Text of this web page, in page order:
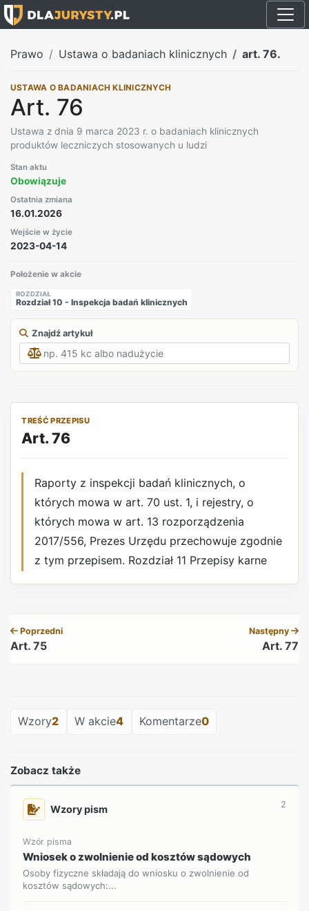
Prawo Ustawa o badaniach klinicznych art. 76.
USTAWA O BADANIACH KLINICZNYCH
Art. 76
Ustawa z dnia 9 marca 2023 r. o badaniach klinicznych
produktów leczniczych stosowanych u ludzi
Stan aktu
Obowiązuje
Ostatnia zmiana
16.01.2026
Wejście w życie
2023-04-14
Położenie w akcie
ROZDZIAŁ
Rozdział 10 - Inspekcja badań klinicznych
Znajdź artykuł
TREŚĆ PRZEPISU
Art. 76
Raporty z inspekcji badań klinicznych, o
których mowa w art. 70 ust. 1, i rejestry, o
których mowa w art. 13 rozporządzenia
2017/556, Prezes Urzędu przechowuje zgodnie
z tym przepisem. Rozdział 11 Przepisy karne
Poprzedni
Art. 75
Następny
Art. 77
Wzory2 W akcie4 Komentarze0
Zobacz także
Wzory pism 2
Wzór pisma
Wniosek o zwolnienie od kosztów sądowych
Osoby fizyczne składają do wniosku o zwolnienie od
kosztów sądowych:...